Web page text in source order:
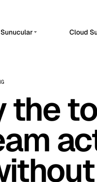
Sunucular
Sunucular
(2)
Bursa
Dublin
Istanbul
Lisbon
Cloud
the